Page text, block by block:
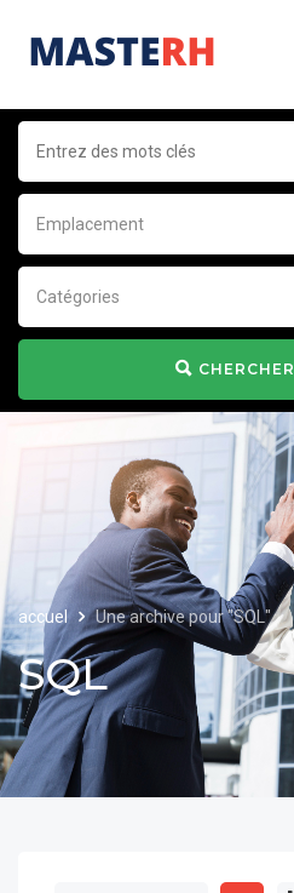
Emplacement
Catégories
CHERCHER
accuel Une archive pour "SQL"
SQL